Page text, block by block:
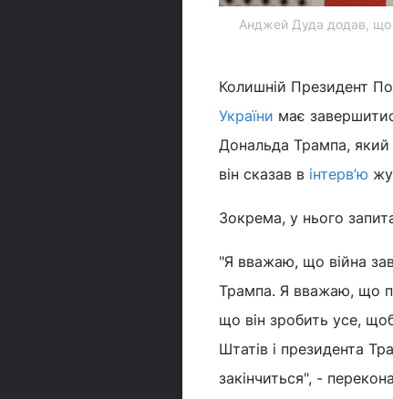
Анджей Дуда додав, що
Колишній Президент
України має
Дональда Трампа,
він сказав в інтерв’ю
Зокрема, у нього
"Я вважаю, що війна
Трампа. Я вважаю, що
що він зробить усе,
Штатів і президента
закінчиться", -